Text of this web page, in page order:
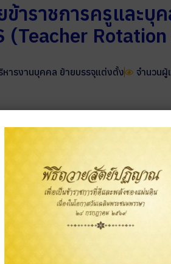
าราชการครูและ
(Teacher
หารงานบุคคล ย้ายบรรจุแต่งตั้ง จำนวนผู้
ขอนแก่น เขต 2 เรื่อง ผลการพิจารณาย้
รั้งที่ 2 อ่านรายละเอียดเพิ่มเติม คลิกที่นี่–>